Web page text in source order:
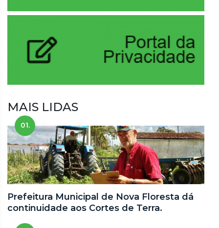
MAIS LIDAS
01.
Prefeitura Municipal de Nova Floresta dá
continuidade aos Cortes de Terra.